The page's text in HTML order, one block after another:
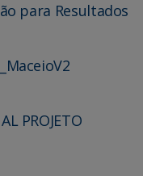
para Resultados
PROJETO